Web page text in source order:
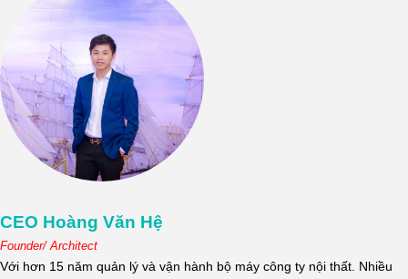
CEO Hoàng Văn Hệ
Founder/ Architect
Với hơn 15 năm quản lý và vận hành bộ máy công ty nội thất. Nhiều